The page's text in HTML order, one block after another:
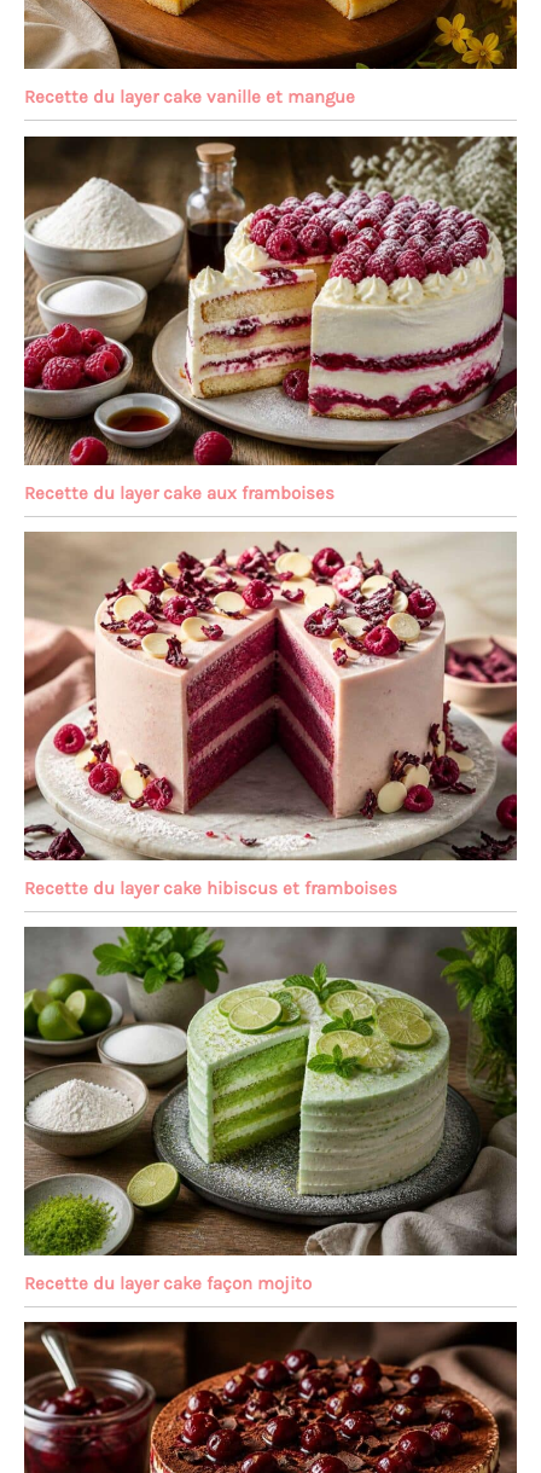
Recette du layer cake vanille et mangue
Recette du layer cake aux framboises
Recette du layer cake hibiscus et framboises
Recette du layer cake façon mojito